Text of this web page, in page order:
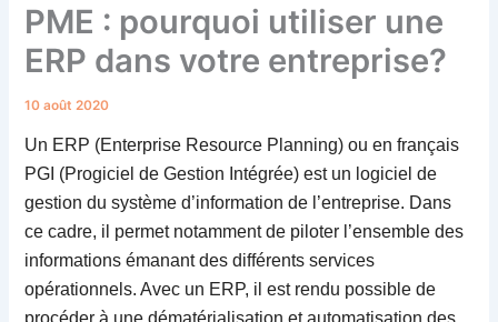
PME : pourquoi utiliser une
ERP dans votre entreprise?
10 août 2020
Un ERP (Enterprise Resource Planning) ou en français
PGI (Progiciel de Gestion Intégrée) est un logiciel de
gestion du système d’information de l’entreprise. Dans
ce cadre, il permet notamment de piloter l’ensemble des
informations émanant des différents services
opérationnels. Avec un ERP, il est rendu possible de